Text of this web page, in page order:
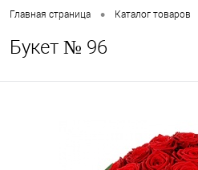
Главная страница • Каталог товаров
Букет № 96